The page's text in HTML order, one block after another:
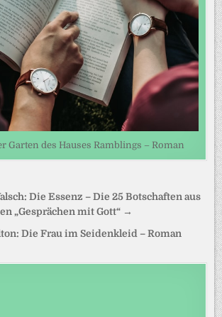
Garten des Hauses Ramblings – Roman
Die Essenz – Die 25 Botschaften aus
„Gesprächen mit Gott“ →
Die Frau im Seidenkleid – Roman